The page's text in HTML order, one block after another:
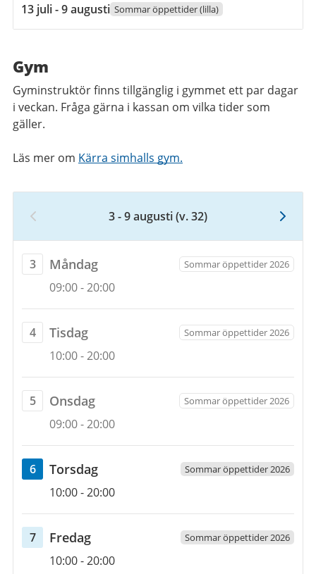
13
juli
till
9
augusti
2026
13 juli - 9 augusti Sommar öppettider (lilla)
Gym
Gyminstruktör finns tillgänglig i gymmet ett par dagar
i veckan. Fråga gärna i kassan om vilka tider som
gäller.
Läs mer om Kärra simhalls gym.
Vecka
32,
3
augusti
till
9
augusti
3 - 9 augusti(v. 32)
3
måndag
3
2026
Måndag Sommar öppettider 2026
Öppettider
09:00-20:00
4
tisdag
4
Tisdag Sommar öppettider 2026
Öppettider
10:00-20:00
5
onsdag
5
Onsdag Sommar öppettider 2026
Öppettider
09:00-20:00
6
torsdag
6
2026
Torsdag Sommar öppettider 2026
Öppettider
10:00-20:00
7
fredag
7
Fredag Sommar öppettider 2026
Öppettider
10:00-20:00